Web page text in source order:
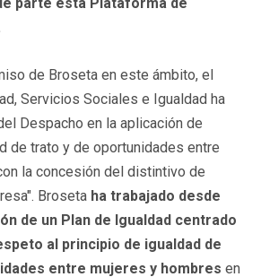
de Broseta en este ámbito, el
Servicios Sociales e Igualdad ha
Despacho en la aplicación de
de trato y de oportunidades entre
la concesión del distintivo de
Broseta ha trabajado desde
de un Plan de Igualdad centrado
al principio de igualdad de
entre mujeres y hombres en